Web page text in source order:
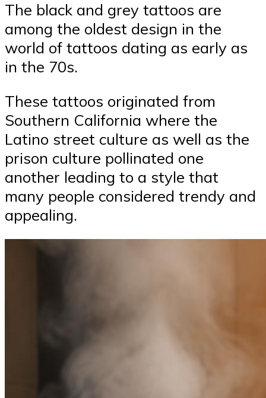
The black and grey tattoos are
among the oldest design in the
world of tattoos dating as early as
in the 70s.
These tattoos originated from
Southern California where the
Latino street culture as well as the
prison culture pollinated one
another leading to a style that
many people considered trendy and
appealing.